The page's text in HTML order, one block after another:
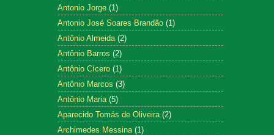
Antonio Jorge (1)
Antonio José Soares Brandão (1)
Antônio Almeida (2)
Antônio Barros (2)
Antônio Cícero (1)
Antônio Marcos (3)
Antônio Maria (5)
Aparecido Tomás de Oliveira (2)
Archimedes Messina (1)